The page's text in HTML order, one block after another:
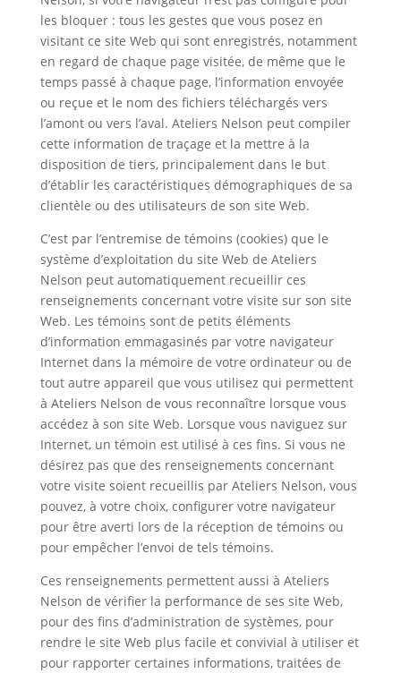
les bloquer : tous les gestes que vous posez en
visitant ce site Web qui sont enregistrés, notamment
en regard de chaque page visitée, de même que le
temps passé à chaque page, l’information envoyée
ou reçue et le nom des fichiers téléchargés vers
l’amont ou vers l’aval. Ateliers Nelson peut compiler
cette information de traçage et la mettre à la
disposition de tiers, principalement dans le but
d’établir les caractéristiques démographiques de sa
clientèle ou des utilisateurs de son site Web.
C’est par l’entremise de témoins (cookies) que le
système d’exploitation du site Web de Ateliers
Nelson peut automatiquement recueillir ces
renseignements concernant votre visite sur son site
Web. Les témoins sont de petits éléments
d’information emmagasinés par votre navigateur
Internet dans la mémoire de votre ordinateur ou de
tout autre appareil que vous utilisez qui permettent
à Ateliers Nelson de vous reconnaître lorsque vous
accédez à son site Web. Lorsque vous naviguez sur
Internet, un témoin est utilisé à ces fins. Si vous ne
désirez pas que des renseignements concernant
votre visite soient recueillis par Ateliers Nelson, vous
pouvez, à votre choix, configurer votre navigateur
pour être averti lors de la réception de témoins ou
pour empêcher l’envoi de tels témoins.
Ces renseignements permettent aussi à Ateliers
Nelson de vérifier la performance de ses site Web,
pour des fins d’administration de systèmes, pour
rendre le site Web plus facile et convivial à utiliser et
pour rapporter certaines informations, traitées de